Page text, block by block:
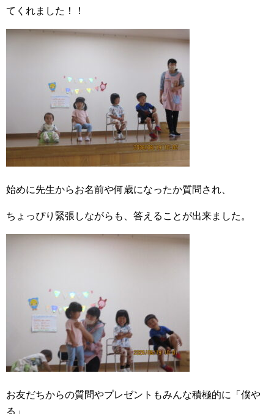
てくれました！！
始めに先生からお名前や何歳になったか質問され、
ちょっぴり緊張しながらも、答えることが出来ました。
お友だちからの質問やプレゼントもみんな積極的に「僕や
る」